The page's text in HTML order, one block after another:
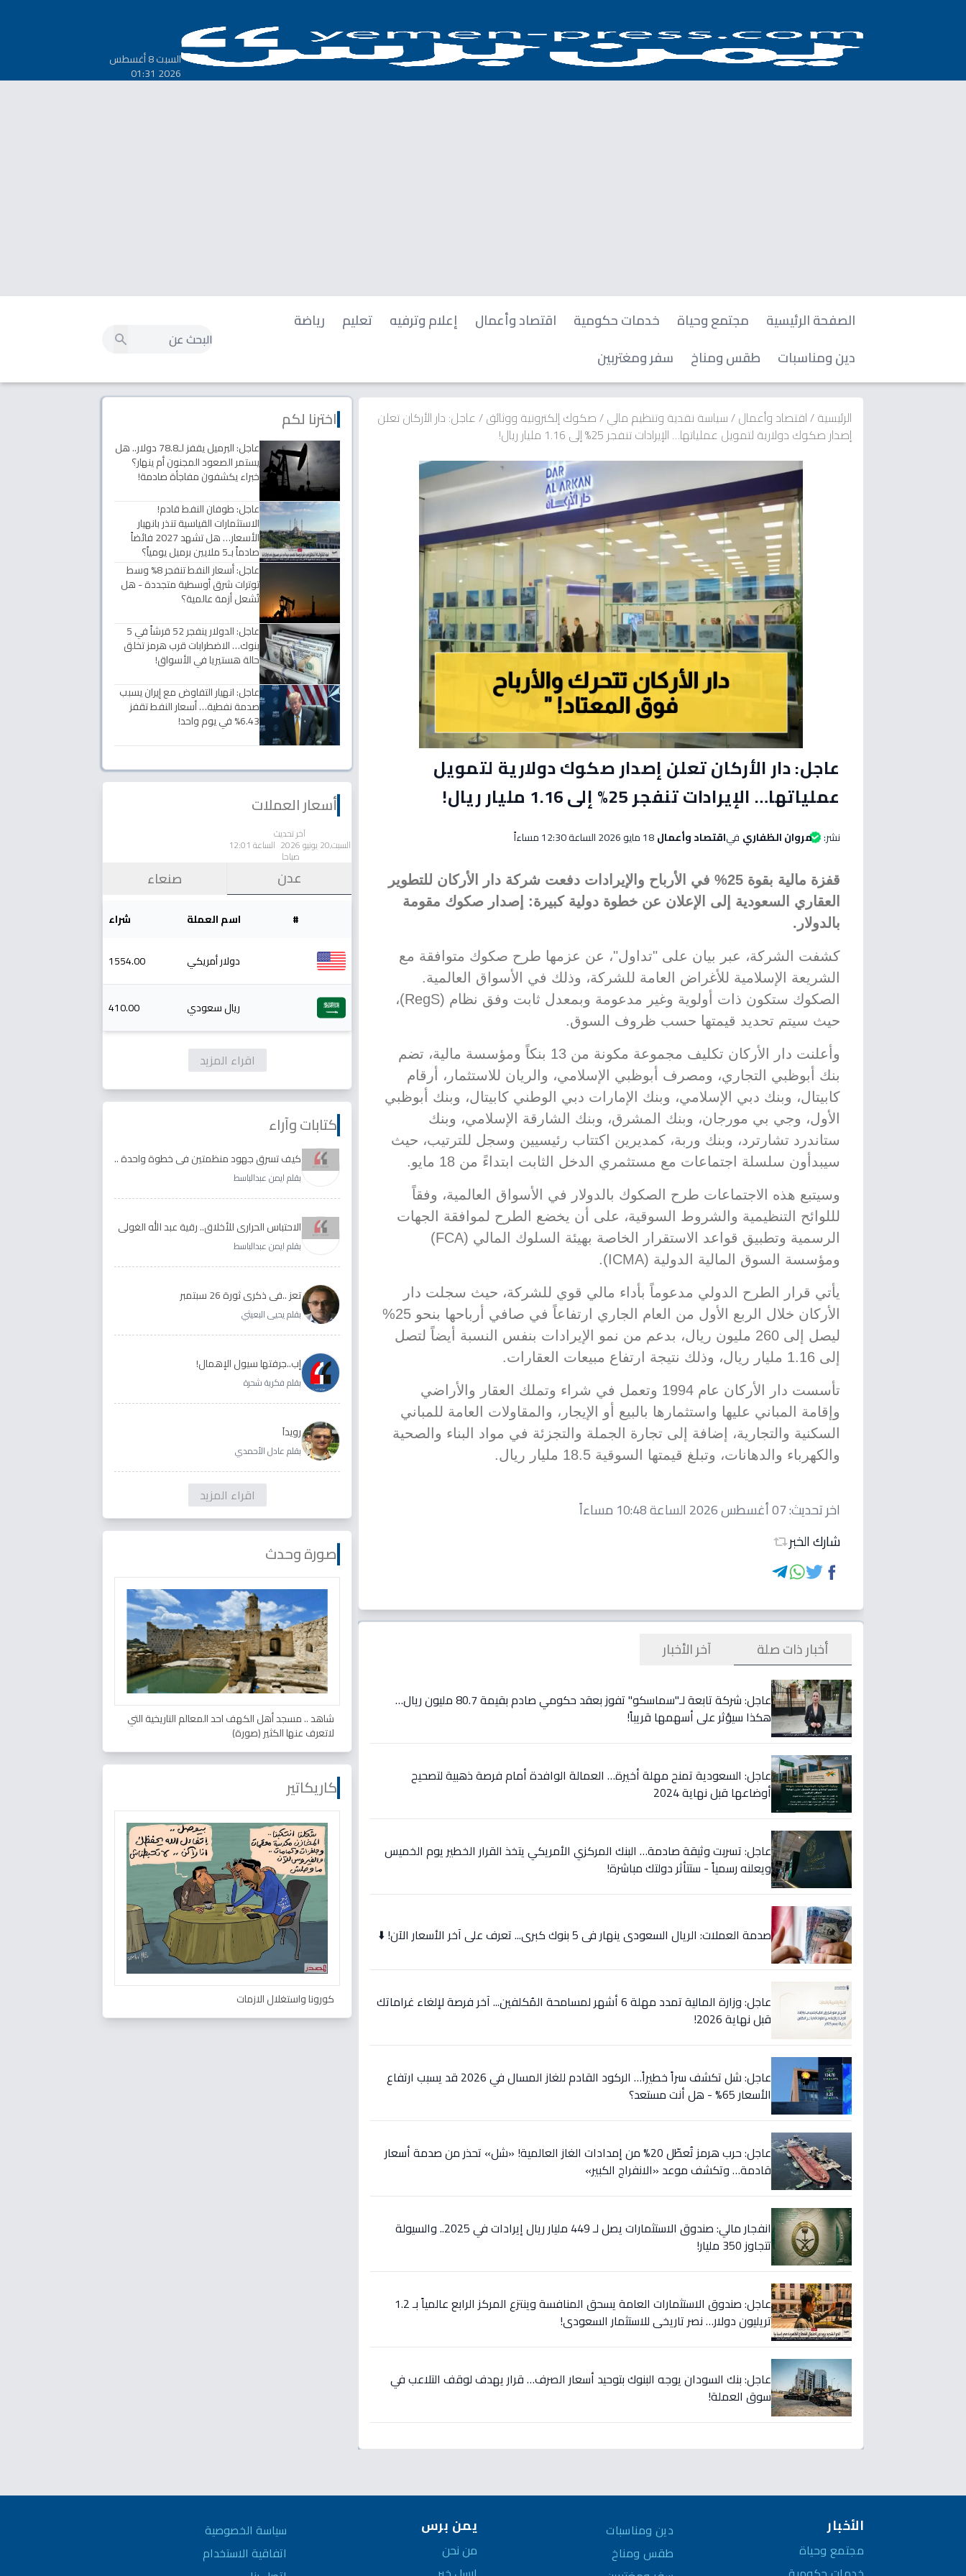
السبت 8 أغسطس
2026 01:31
الصفحة الرئيسية مجتمع وحياة خدمات حكومية اقتصاد وأعمال إعلام وترفيه تعليم
رياضة
دين ومناسبات
طقس ومناخ سفر ومغتربين
الرئيسية/اقتصاد وأعمال/سياسة نقدية وتنظيم مالي/صكوك إلكترونية ووثائق/عاجل: دار الأركان تعلن
إصدار صكوك دولارية لتمويل عملياتها… الإيرادات تنفجر 25% إلى 1.16 مليار ريال!
عاجل: دار الأركان تعلن إصدار صكوك دولارية لتمويل
عملياتها… الإيرادات تنفجر 25% إلى 1.16 مليار ريال!
نشر: مروان الظفاري فياقتصاد وأعمال18 مايو 2026 الساعة 12:30 مساءاً
قفزة مالية بقوة 25% في الأرباح والإيرادات دفعت شركة دار الأركان للتطوير
العقاري السعودية إلى الإعلان عن خطوة دولية كبيرة: إصدار صكوك مقومة
بالدولار.
كشفت الشركة، عبر بيان على "تداول"، عن عزمها طرح صكوك متوافقة مع
الشريعة الإسلامية للأغراض العامة للشركة، وذلك في الأسواق العالمية.
الصكوك ستكون ذات أولوية وغير مدعومة وبمعدل ثابت وفق نظام (RegS)،
حيث سيتم تحديد قيمتها حسب ظروف السوق.
وأعلنت دار الأركان تكليف مجموعة مكونة من 13 بنكاً ومؤسسة مالية، تضم
بنك أبوظبي التجاري، ومصرف أبوظبي الإسلامي، والريان للاستثمار، أرقام
كابيتال، وبنك دبي الإسلامي، وبنك الإمارات دبي الوطني كابيتال، وبنك أبوظبي
الأول، وجي بي مورجان، وبنك المشرق، وبنك الشارقة الإسلامي، وبنك
ستاندرد تشارترد، وبنك وربة، كمديرين اكتتاب رئيسيين وسجل للترتيب، حيث
سيبدأون سلسلة اجتماعات مع مستثمري الدخل الثابت ابتداءً من 18 مايو.
وسيتبع هذه الاجتماعات طرح الصكوك بالدولار في الأسواق العالمية، وفقاً
لللوائح التنظيمية والشروط السوقية، على أن يخضع الطرح لموافقة الجهات
الرسمية وتطبيق قواعد الاستقرار الخاصة بهيئة السلوك المالي (FCA)
ومؤسسة السوق المالية الدولية (ICMA).
يأتي قرار الطرح الدولي مدعوماً بأداء مالي قوي للشركة، حيث سجلت دار
الأركان خلال الربع الأول من العام الجاري ارتفاعاً في صافي أرباحها بنحو 25%
ليصل إلى 260 مليون ريال، بدعم من نمو الإيرادات بنفس النسبة أيضاً لتصل
إلى 1.16 مليار ريال، وذلك نتيجة ارتفاع مبيعات العقارات.
تأسست دار الأركان عام 1994 وتعمل في شراء وتملك العقار والأراضي
وإقامة المباني عليها واستثمارها بالبيع أو الإيجار، والمقاولات العامة للمباني
السكنية والتجارية، إضافة إلى تجارة الجملة والتجزئة في مواد البناء والصحية
والكهرباء والدهانات، وتبلغ قيمتها السوقية 18.5 مليار ريال.
اخر تحديث:07 أغسطس 2026 الساعة 10:48 مساءاً
شارك الخبر
أخبار ذات صلة آخر الأخبار
عاجل: شركة تابعة لـ"سماسكو" تفوز بعقد حكومي صادم بقيمة 80.7 مليون ريال…
هكذا سيؤثر على أسهمها قريباً!
عاجل: السعودية تمنح مهلة أخيرة… العمالة الوافدة أمام فرصة ذهبية لتصحيح
أوضاعها قبل نهاية 2024
عاجل: تسربت وثيقة صادمة… البنك المركزي الأمريكي يتخذ القرار الخطير يوم الخميس
ويعلنه رسمياً - ستتأثر دولتك مباشرة!
صدمة العملات: الريال السعودي ينهار في 5 بنوك كبرى... تعرف على آخر الأسعار الآن! ⬇️
عاجل: وزارة المالية تمدد مهلة 6 أشهر لمسامحة المُكلفين... آخر فرصة لإلغاء غراماتك
قبل نهاية 2026!
عاجل: شل تكشف سراً خطيراً… الركود القادم للغاز المسال في 2026 قد يسبب ارتفاع
الأسعار 65% - هل أنت مستعد؟
عاجل: حرب هرمز تُعطّل 20% من إمدادات الغاز العالمية! «شل» تحذر من صدمة أسعار
قادمة… وتكشف موعد «الانفراج الكبير»
انفجار مالي: صندوق الاستثمارات يصل لـ 449 مليار ريال إيرادات في 2025.. والسيولة
تتجاوز 350 مليار!
عاجل: صندوق الاستثمارات العامة يسحق المنافسة وينتزع المركز الرابع عالمياً بـ 1.2
تريليون دولار… نصر تاريخي للاستثمار السعودي!
عاجل: بنك السودان يوجه البنوك بتوحيد أسعار الصرف… قرار يهدف لوقف التلاعب في
سوق العملة!
اخترنا لكم
عاجل: البرميل يقفز لـ78.8 دولار.. هل
يستمر الصعود المجنون أم ينهار؟
خبراء يكشفون مفاجأة صادمة!
عاجل: طوفان النفط قادم!
الاستثمارات القياسية تنذر بانهيار
الأسعار… هل تشهد 2027 فائضاً
صادماً بـ5 ملايين برميل يومياً؟
عاجل: أسعار النفط تنفجر 8% وسط
توترات شرق أوسطية متجددة - هل
تُشعل أزمة عالمية؟
عاجل: الدولار ينفجر 52 قرشاً في 5
بنوك… الاضطرابات قرب هرمز تخلق
حالة هستيريا في الأسواق!
عاجل: انهيار التفاوض مع إيران يسبب
صدمة نفطية… أسعار النفط تقفز
6.43% في يوم واحد!
أسعار العملات
آخر تحديث
السبت,20 يونيو 2026 الساعة 12:01
صباحا
عدن صنعاء
# اسم العملة شراء
دولار أمريكي 1554.00
ريال سعودي 410.00
اقراء المزيد
كتابات وآراء
كيف تسرق جهود منظمتين في خطوة واحدة ..
الأجابة لدى رقية عبد الله الغولي وغدير طيره
بقلم ايمن عبدالباسط
الاحتباس الحراري للأخلاق.. رقية عبد الله الغولي
وغدير طيره نموذجا
بقلم ايمن عبدالباسط
تعز ..في ذكرى ثورة 26 سبتمبر
بقلم يحيى البعيثي
إب..جرفتها سيول الإهمال!
بقلم فكرية شحرة
رويداَ
بقلم عادل الأحمدي
اقراء المزيد
صورة وحدث
شاهد .. مسجد أهل الكهف احد المعالم التاريخية التي
لاتعرف عنها الكثير (صورة)
كاريكاتير
كورونا واستغلال الازمات
الأخبار
مجتمع وحياة
دين ومناسبات
طقس ومناخ
يمن برس
من نحن
سياسة الخصوصية
اتفاقية الاستخدام